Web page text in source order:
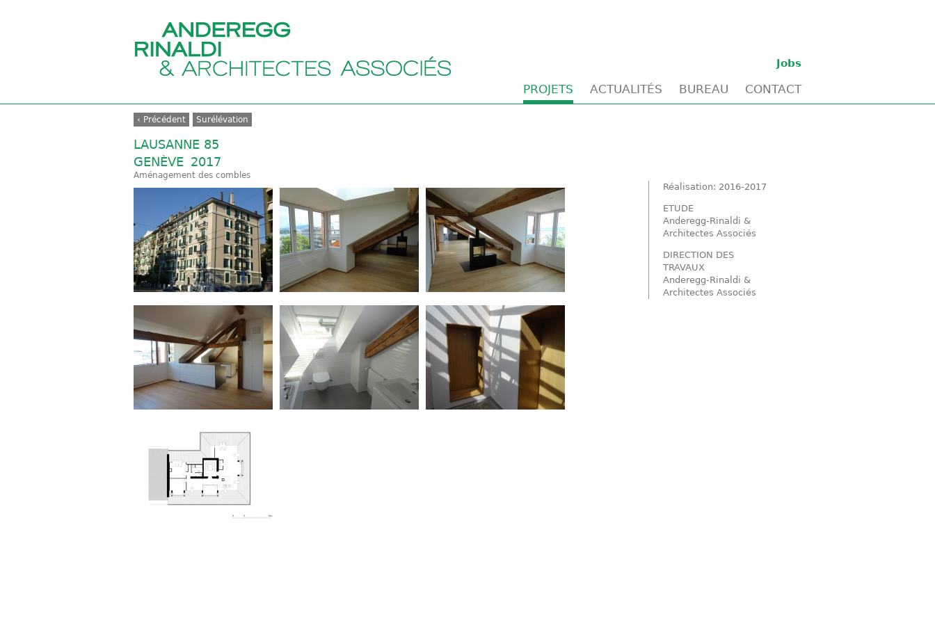
PROJETS ACTUALITÉS BUREAU CONTACT
Jobs
LAUSANNE 85
‹ Précédent Surélévation
GENÈVE 2017
Aménagement des combles
Réalisation: 2016-2017
ETUDE
Anderegg-Rinaldi &
Architectes Associés
DIRECTION DES
TRAVAUX
Anderegg-Rinaldi &
Architectes Associés